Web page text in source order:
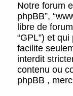
Notre forum
phpBB”,
libre de
“GPL”) et
facilite
interdit
contenu ou
phpBB ,